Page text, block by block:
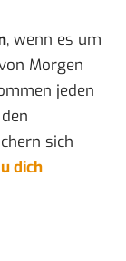
, wenn es um
Morgen
jeden
sich
dich